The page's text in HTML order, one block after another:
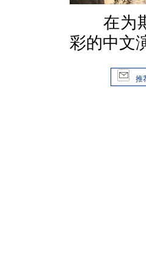
在为期
彩的中文
推